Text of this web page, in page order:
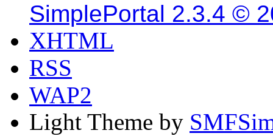
SimplePortal 2.3.4 ©
XHTML
RSS
WAP2
Light Theme by